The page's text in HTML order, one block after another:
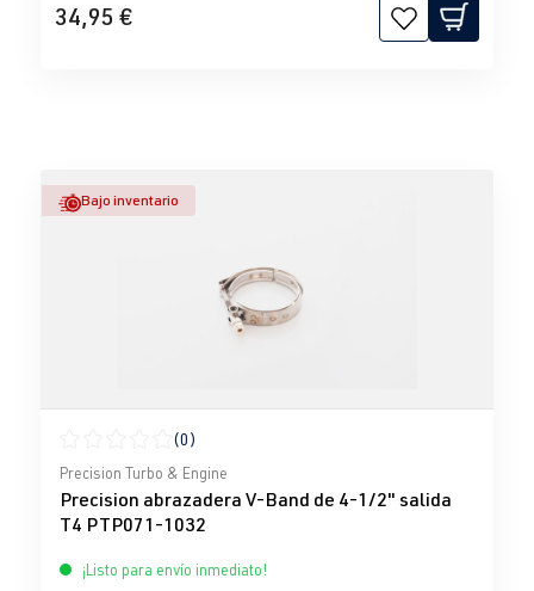
34,95 €
Bajo inventario
Calificación promedio de 0 de 5 estrellas
(0)
Precision Turbo & Engine
Precision abrazadera V-Band de 4-1/2" salida
T4 PTP071-1032
¡Listo para envío inmediato!